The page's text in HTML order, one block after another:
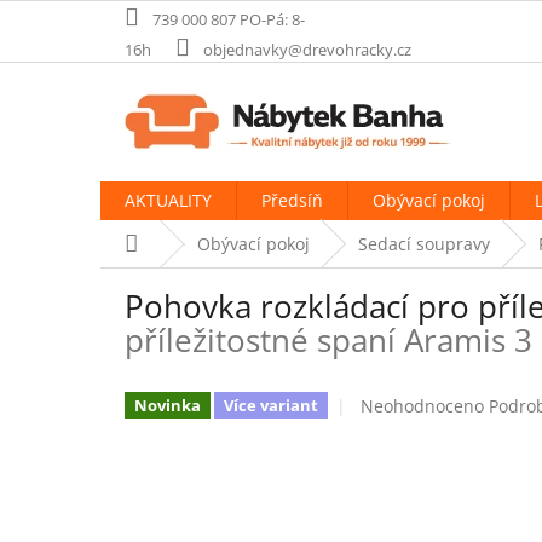
obsah
739 000 807 PO-Pá: 8-
16h
objednavky@drevohracky.cz
AKTUALITY Předsíň Obývací pokoj
Domů Obývací pokoj Sedací soupravy
Pohovka rozkládací pro
příležitostné spaní Aramis
Novinka Více variant
Průměrné
Neohodnoceno